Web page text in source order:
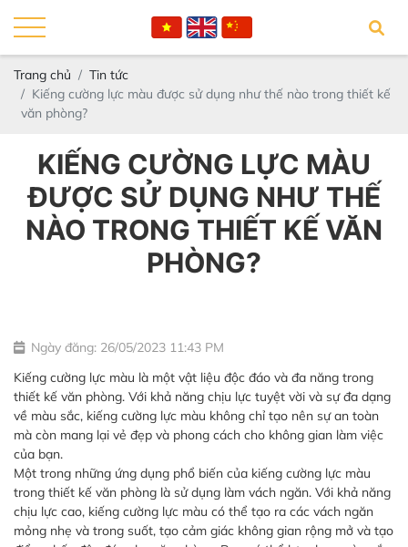
Trang chủ
Tin tức
Kiếng cường lực màu được sử dụng như thế nào trong thiết kế
văn phòng?
KIẾNG CƯỜNG LỰC MÀU
ĐƯỢC SỬ DỤNG NHƯ THẾ
NÀO TRONG THIẾT KẾ VĂN
PHÒNG?
Ngày đăng: 26/05/2023 11:43 PM
Kiếng cường lực màu là một vật liệu độc đáo và đa năng trong
thiết kế văn phòng. Với khả năng chịu lực tuyệt vời và sự đa dạng
về màu sắc, kiếng cường lực màu không chỉ tạo nên sự an toàn
mà còn mang lại vẻ đẹp và phong cách cho không gian làm việc
của bạn.
Một trong những ứng dụng phổ biến của kiếng cường lực màu
trong thiết kế văn phòng là sử dụng làm vách ngăn. Với khả năng
chịu lực cao, kiếng cường lực màu có thể tạo ra các vách ngăn
mỏng nhẹ và trong suốt, tạo cảm giác không gian rộng mở và tạo